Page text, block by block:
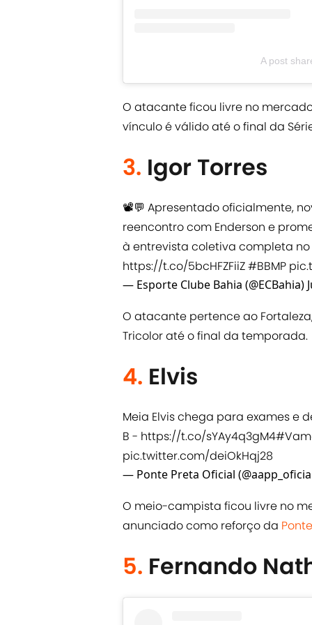
A post
O atacante ficou livre no
vínculo é válido até o final da
3. Igor Torres
📽️💬 Apresentado oficialmente,
reencontro com Enderson e
à entrevista coletiva completa no
https://t.co/5bcHFZFiiZ#BBMP
— Esporte Clube Bahia (@ECBahia)
O atacante pertence ao
Tricolor até o final da temporada.
4. Elvis
Meia Elvis chega para exames e
B - https://t.co/sYAy4q3gM4
pic.twitter.com/deiOkHqj28
— Ponte Preta Oficial
O meio-campista ficou livre no
anunciado como reforço da
5. Fernando